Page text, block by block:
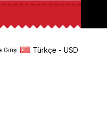
Girişi Türkçe - USD